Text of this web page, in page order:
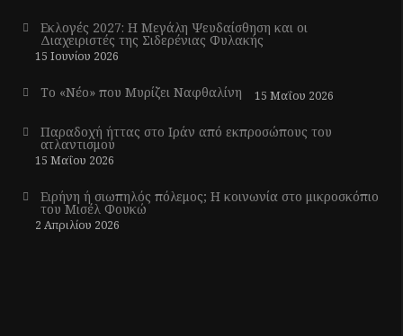
Εκλογές 2027: Η Μεγάλη Ψευδαίσθηση και οι
Διαχειριστές της Σιδερένιας Φυλακής
15 Ιουνίου 2026
Το «Νέο» που Μυρίζει Ναφθαλίνη 15 Μαΐου 2026
Παραδοχή ήττας στο Ιράν από εκπροσώπους του
ατλαντισμού
15 Μαΐου 2026
Ειρήνη ή σιωπηλός πόλεμος; Η κοινωνία στο μικροσκόπιο
του Μισέλ Φουκώ
2 Απριλίου 2026